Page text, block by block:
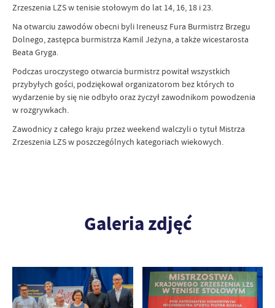
Zrzeszenia LZS w tenisie stołowym do lat 14, 16, 18 i 23.
Na otwarciu zawodów obecni byli Ireneusz Fura Burmistrz Brzegu
Dolnego, zastępca burmistrza Kamil Jeżyna, a także wicestarosta
Beata Gryga.
Podczas uroczystego otwarcia burmistrz powitał wszystkich
przybyłych gości, podziękował organizatorom bez których to
wydarzenie by się nie odbyło oraz życzył zawodnikom powodzenia
w rozgrywkach.
Zawodnicy z całego kraju przez weekend walczyli o tytuł Mistrza
Zrzeszenia LZS w poszczególnych kategoriach wiekowych.
Galeria zdjęć